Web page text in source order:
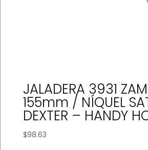
JALADERA 3931
155mm / NÍQUEL
DEXTER – HANDY
$98.63